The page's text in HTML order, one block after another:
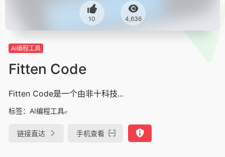
10 4,636
AI编程工具
Fitten Code
Fitten Code是一个由非十科技...
标签： AI编程工具
链接直达 手机查看